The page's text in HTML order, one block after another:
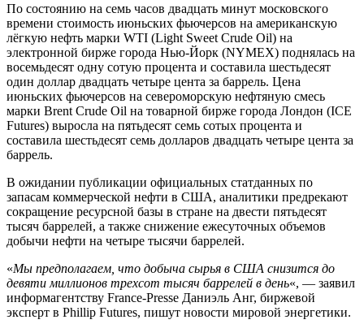
По состоянию на семь часов двадцать минут московского
времени стоимость июньских фьючерсов на американскую
лёгкую нефть марки WTI (Light Sweet Crude Oil) на
электронной бирже города Нью-Йорк (NYMEX) поднялась на
восемьдесят одну сотую процента и составила шестьдесят
один доллар двадцать четыре цента за баррель. Цена
июньских фьючерсов на североморскую нефтяную смесь
марки Brent Crude Oil на товарной бирже города Лондон (ICE
Futures) выросла на пятьдесят семь сотых процента и
составила шестьдесят семь долларов двадцать четыре цента за
баррель.
В ожидании публикации официальных статданных по
запасам коммерческой нефти в США, аналитики предрекают
сокращение ресурсной базы в стране на двести пятьдесят
тысяч баррелей, а также снижение ежесуточных объемов
добычи нефти на четыре тысячи баррелей.
«Мы предполагаем, что добыча сырья в США снизится до
девяти миллионов трехсот тысяч баррелей в день«, — заявил
информагентству France-Presse Даниэль Анг, биржевой
эксперт в Phillip Futures, пишут новости мировой энергетики.